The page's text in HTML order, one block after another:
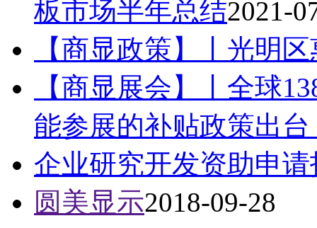
板市场半年总结2021-
【商显政策】丨光明
【商显展会】丨全球
能参展的补贴政策出台
企业研究开发资助申请
圆美显示2018-09-28